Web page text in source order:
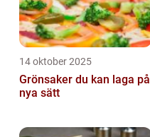
14 oktober 2025
Grönsaker du kan laga på
nya sätt